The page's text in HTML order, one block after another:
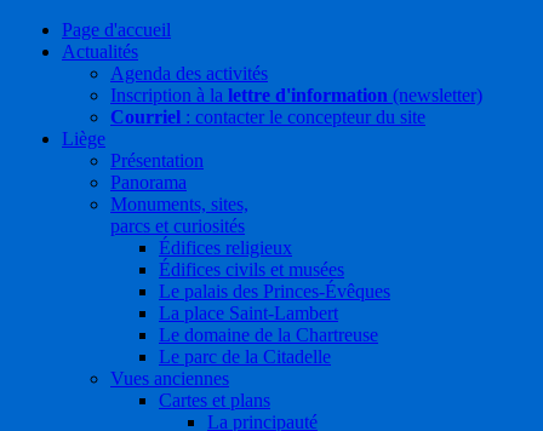
Page d'accueil
Actualités
Agenda des activités
Inscription à la lettre d'information (newsletter)
Courriel : contacter le concepteur du site
Liège
Présentation
Panorama
Monuments, sites,
parcs et curiosités
Édifices religieux
Édifices civils et musées
Le palais des Princes-Évêques
La place Saint-Lambert
Le domaine de la Chartreuse
Le parc de la Citadelle
Vues anciennes
Cartes et plans
La principauté